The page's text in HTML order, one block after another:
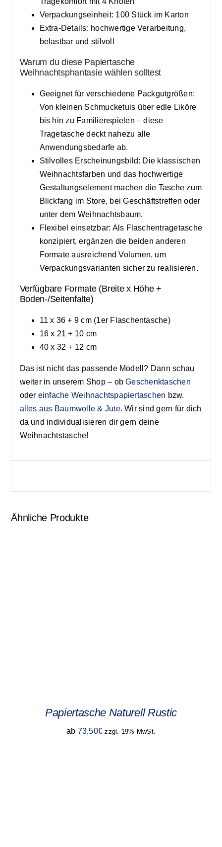
Verpackungseinheit: 100 Stück im Karton
Extra-Details: hochwertige Verarbeitung,
belastbar und stilvoll
Warum du diese Papiertasche
Weihnachtsphantasie wählen solltest
Geeignet für verschiedene Packgutgrößen:
Von kleinen Schmucketuis über edle Liköre
bis hin zu Familienspielen – diese
Tragetasche deckt nahezu alle
Anwendungsbedarfe ab.
Stilvolles Erscheinungsbild: Die klassischen
Weihnachtsfarben und das hochwertige
Gestaltungselement machen die Tasche zum
Blickfang im Store, bei Geschäftstreffen oder
unter dem Weihnachtsbaum.
Flexibel einsetzbar: Als Flaschentragetasche
konzipiert, ergänzen die beiden anderen
Formate ausreichend Volumen, um
Verpackungsvarianten sicher zu realisieren.
Verfügbare Formate (Breite x Höhe +
Boden-/Seitenfalte)
11 x 36 + 9 cm (1er Flaschentasche)
16 x 21 + 10 cm
40 x 32 + 12 cm
Das ist nicht das passende Modell? Dann schau
weiter in unserem Shop – obGeschenktaschen
oder einfache Weihnachtspapiertaschen bzw.
alles aus Baumwolle & Jute. Wir sind gern für dich
da und individualisieren dir gern deine
Weihnachtstasche!
Ähnliche Produkte
Papiertasche Naturell Rustic
ab 73,50€ zzgl. 19% MwSt.